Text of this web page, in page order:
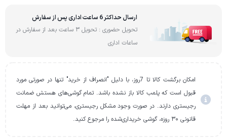
ارسال حداکثر 6 ساعت اداری پس از سفارش
تحویل حضوری : تحویل 3 ساعت بعد از سفارش در
ساعات اداری
امکان برگشت کالا تا 7روز، با دلیل "انصراف از خرید" تنها در صورتی مورد
قبول است که پلمب کالا باز نشده باشد. تمام گوشی‌های هستش ضمانت
رجیستری دارند. در صورت وجود مشکل رجیستری، می‌توانید بعد از مهلت
قانونی ۳۰ روزه، گوشی خریداری‌شده را مرجوع کنید.